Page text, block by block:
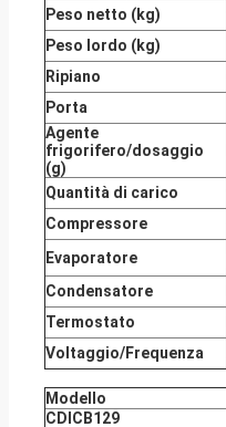
Peso netto (kg)
Peso lordo (kg)
Ripiano
Porta
Agente
frigorifero/dosaggio
(g)
Quantità di carico
Compressore
Evaporatore
Condensatore
Termostato
Voltaggio/Frequenza
Modello
CDICB129